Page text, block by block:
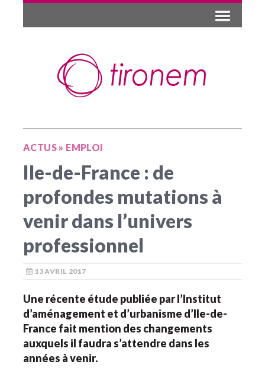
ACTUS» EMPLOI
Ile-de-France : de
profondes mutations à
venir dans l’univers
professionnel
13 AVRIL 2017
Une récente étude publiée par l’Institut
d’aménagement et d’urbanisme d’Ile-de-
France fait mention des changements
auxquels il faudra s’attendre dans les
années à venir.